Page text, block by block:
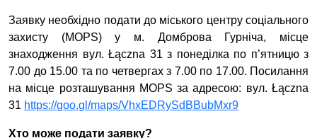
Заявку необхідно подати до міського центру соціального
захисту (MOPS) у м. Домброва Гурніча, місце
знаходження вул. Łączna 31 з понеділка по п’ятницю з
7.00 до 15.00 та по четвергах з 7.00 по 17.00. Посилання
на місце розташування MOPS за адресою: вул. Łączna
31 https://goo.gl /maps/VhxEDRySdBBubMxr9
Хто може подати заявку?